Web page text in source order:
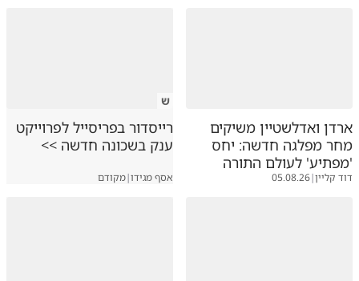
ארדן ואדלשטיין משיקים
מחר מפלגה חדשה: יחס
'מפתיע' לעולם התורה
דוד קליין|
05.08.26
ש
רייסדור בפריסייל לפרוייקט
ענק בשכונה חדשה >>
אסף מגידו|מקודם